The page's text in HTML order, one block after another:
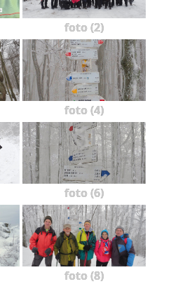
foto (2)
foto (4)
foto (6)
foto (8)